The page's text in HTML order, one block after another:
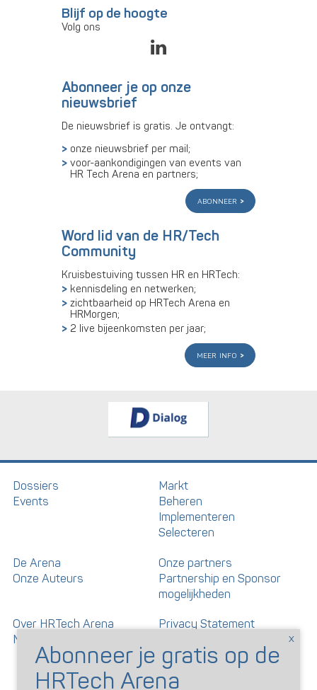
Blijf op de hoogte
Volg ons
Abonneer je op onze
nieuwsbrief
De nieuwsbrief is gratis. Je ontvangt:
onze nieuwsbrief per mail;
voor-aankondigingen van events van
HR Tech Arena en partners;
abonneer
Word lid van de HR/Tech
Community
Kruisbestuiving tussen HR en HRTech:
kennisdeling en netwerken;
zichtbaarheid op HRTech Arena en
HRMorgen;
2 live bijeenkomsten per jaar;
meer info
Dossiers
Events
Markt
Beheren
Implementeren
Selecteren
De Arena
Onze Auteurs
Onze partners
Partnership en Sponsor
mogelijkheden
Over HRTech Arena
Nieuwsbrief
Privacy Statement
Gedragscode artikelen en
reacties